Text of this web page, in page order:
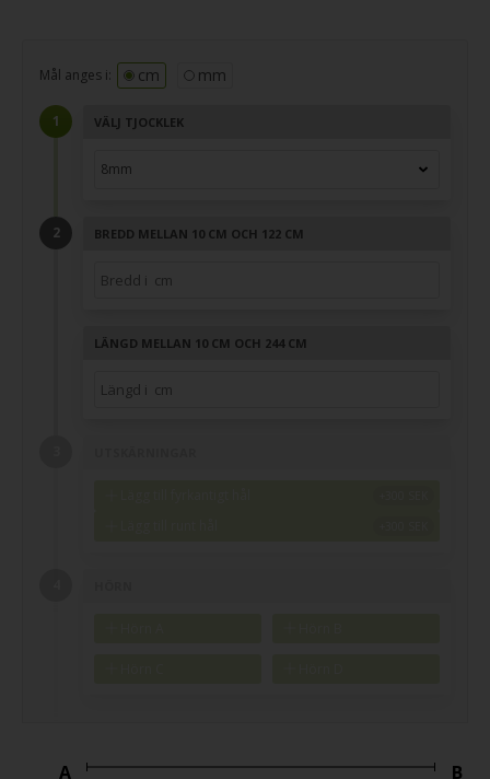
Mål anges i: cm mm
VÄLJ TJOCKLEK
BREDD MELLAN 10 CM OCH 122 CM
LÄNGD MELLAN 10 CM OCH 244 CM
A B